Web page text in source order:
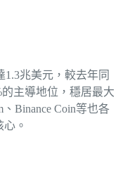
兆美元，較去年同
主導地位，穩居最大
Binance Coin等也各
。